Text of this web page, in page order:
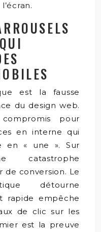
est la fausse
du design web.
pour
en interne qui
en « une ». Sur
catastrophe
conversion. Le
détourne
rapide empêche
de clic sur les
est la preuve